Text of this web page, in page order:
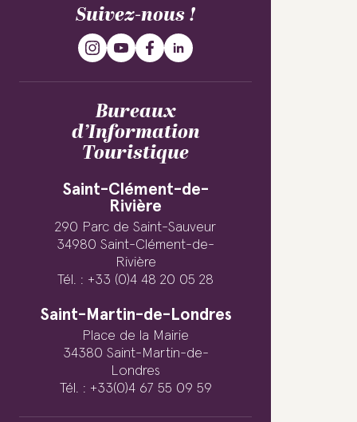
Suivez-nous !
Bureaux
d’Information
Touristique
Saint-Clément-de-
Rivière
290 Parc de Saint-Sauveur
34980 Saint-Clément-de-
Rivière
Tél. : +33 (0)4 48 20 05 28
Saint-Martin-de-Londres
Place de la Mairie
34380 Saint-Martin-de-
Londres
Tél. : +33(0)4 67 55 09 59